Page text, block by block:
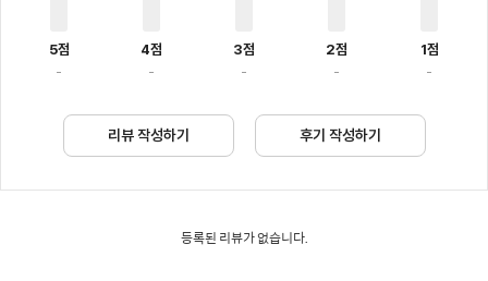
5점
-
4점
-
3점
-
2점
-
1점
-
리뷰 작성하기 후기 작성하기
등록된 리뷰가 없습니다.